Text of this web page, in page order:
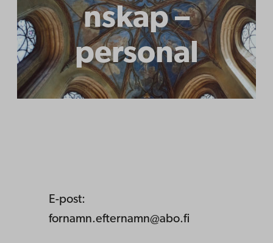
nskap –
personal
E-post:
fornamn.efternamn@abo.fi